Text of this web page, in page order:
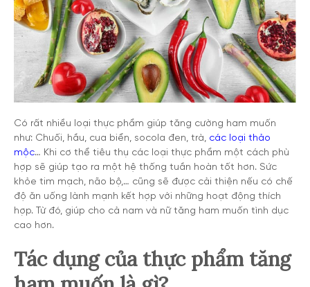
Có rất nhiều loại thực phẩm giúp tăng cường ham muốn
như: Chuối, hầu, cua biển, socola đen, trà, các loại thảo
mộc… Khi cơ thể tiêu thụ các loại thực phẩm một cách phù
hợp sẽ giúp tạo ra một hệ thống tuần hoàn tốt hơn. Sức
khỏe tim mạch, não bộ,… cũng sẽ được cải thiện nếu có chế
độ ăn uống lành mạnh kết hợp với những hoạt động thích
hợp. Từ đó, giúp cho cả nam và nữ tăng ham muốn tình dục
cao hơn.
Tác dụng của thực phẩm tăng